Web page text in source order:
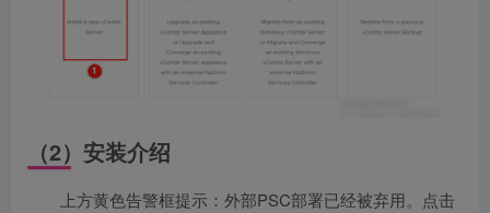
（2）安装介绍
上方黄色告警框提示：外部PSC部署已经被弃用。点击